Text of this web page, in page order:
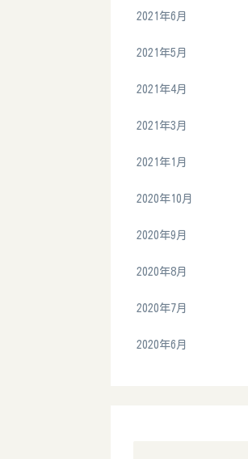
2021年6月
2021年5月
2021年4月
2021年3月
2021年1月
2020年10月
2020年9月
2020年8月
2020年7月
2020年6月